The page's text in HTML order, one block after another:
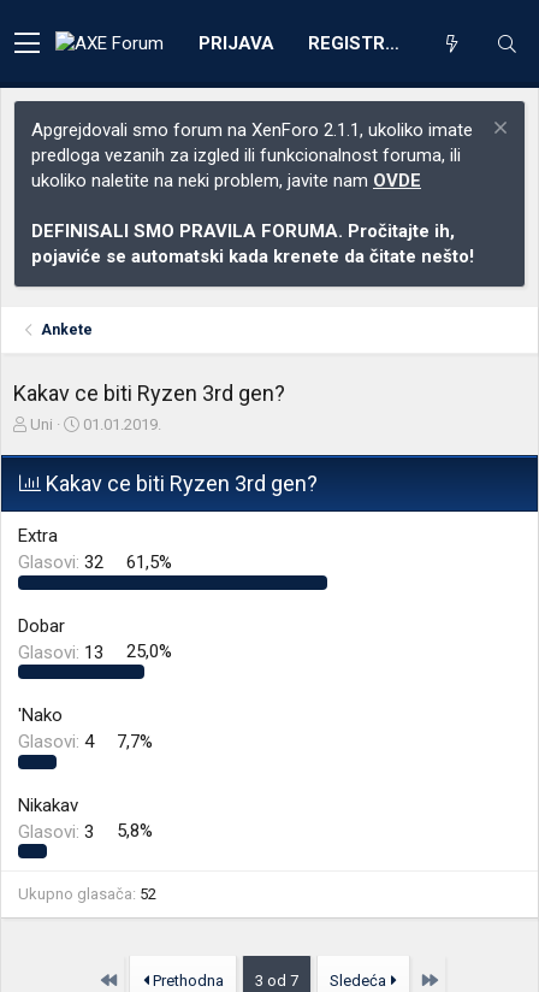
PRIJAVA REGISTRACIJA
Apgrejdovali smo forum na XenForo 2.1.1, ukoliko imate
predloga vezanih za izgled ili funkcionalnost foruma, ili
ukoliko naletite na neki problem, javite nam OVDE
DEFINISALI SMO PRAVILA FORUMA. Pročitajte ih,
pojaviće se automatski kada krenete da čitate nešto!
Ankete
Kakav ce biti Ryzen 3rd gen?
Z
e
t
n
i
k
e
e
Uni
D
u
m
o
k
a
n
01.01.2019.
Kakav ce biti Ryzen 3rd gen?
Extra
Glasovi: 32 61,5%
Dobar
Glasovi: 13 25,0%
'Nako
Glasovi: 4 7,7%
Nikakav
Glasovi: 3 5,8%
Ukupno glasača 52
Prvo Prethodna 3 od 7 Sledeća Poslednja